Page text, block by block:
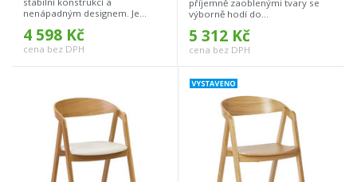
nenápadným designem. Je...
4 598 Kč
cena bez DPH
příjemně zaoblenými tvary se
výborně hodí do...
5 312 Kč
cena bez DPH